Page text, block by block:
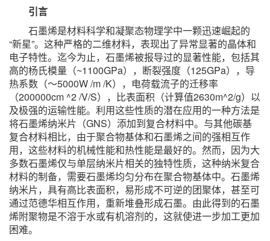
引言
石墨烯是材料科学和凝聚态物理学中一颗迅速崛起的
“新星”。这种严格的二维材料，表现出了异常显著的晶体和
电子特性。迄今为止，石墨烯被报导过的显著性能，包括其
高的杨氏模量（~1100GPa），断裂强度（125GPa），导
热系数（〜5000W /m /K），电荷载流子的迁移率
（200000cm ^2 /V/S），比表面积（计算值2630m^2/g）以
及极强的运输性能。利用这些性质的潜在应用的一种方法是
将石墨烯纳米片（GNS）添加到复合材料中。与其他碳基
复合材料相比，由于聚合物基体和石墨烯之间的强相互作
用，这些材料的机械性能和热性能是最好的。然而，因为大
多数石墨烯仅与单层纳米片相关的独特性质，这种纳米复合
材料的制备，需要石墨烯均匀分布在聚合物基体中。石墨烯
纳米片，具有高比表面积，易形成不可逆的团聚体，甚至可
通过范德华相互作用，重新堆叠形成石墨。由此得到的石墨
烯附聚物是不溶于水或有机溶剂的，这就使进一步加工更加
困难。